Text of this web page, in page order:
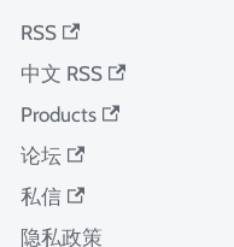
RSS
中文 RSS
Products
论坛
私信
隐私政策